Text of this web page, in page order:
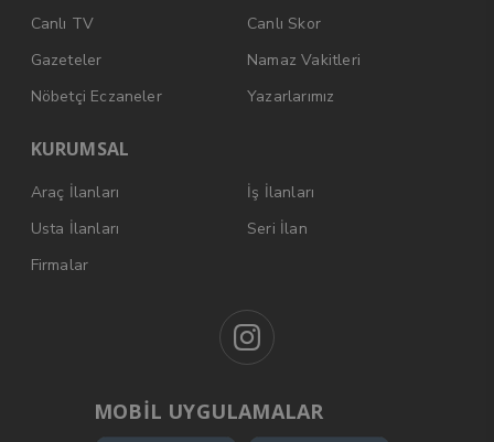
Canlı TV
Canlı Skor
Gazeteler
Namaz Vakitleri
Nöbetçi Eczaneler
Yazarlarımız
KURUMSAL
Araç İlanları
İş İlanları
Usta İlanları
Seri İlan
Firmalar
MOBİL UYGULAMALAR